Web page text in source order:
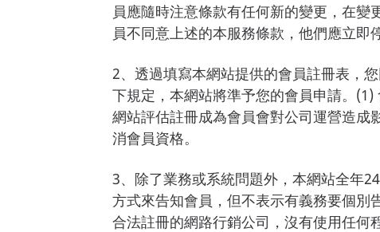
員應隨時注意條款有任何新的變更，在
員不同意上述的本服務條款，他們應立即
2、透過填寫本網站提供的會員註冊表，
下規定，本網站將準予您的會員申請。
網站評估註冊成為會員會對公司運營造成
消會員資格。
3、除了業務或系統問題外，本網站全年
方式來告知會員，但不表示有義務要個別
合法註冊的網路行銷公司，沒有使用任何